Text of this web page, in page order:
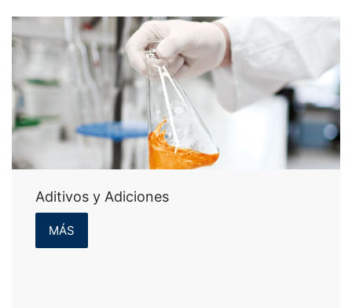
Aditivos y Adiciones
MÁS